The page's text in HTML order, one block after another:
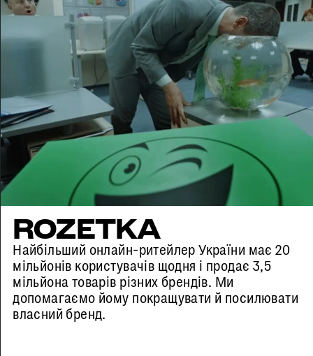
ROZETKA
Найбільший онлайн-ритейлер України має 20
мільйонів користувачів щодня і продає 3,5
мільйона товарів різних брендів. Ми
допомагаємо йому покращувати й посилювати
власний бренд.